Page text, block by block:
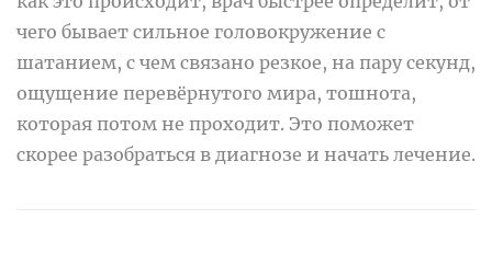
чего бывает сильное головокружение с
шатанием, с чем связано резкое, на пару секунд,
ощущение перевёрнутого мира, тошнота,
которая потом не проходит. Это поможет
скорее разобраться в диагнозе и начать лечение.